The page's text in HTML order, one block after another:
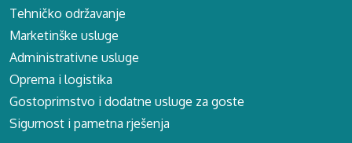
Tehničko održavanje
Marketinške usluge
Administrativne usluge
Oprema i logistika
Gostoprimstvo i dodatne usluge za goste
Sigurnost i pametna rješenja